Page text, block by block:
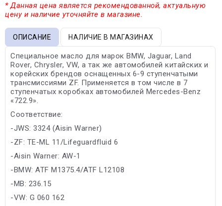
* Данная цена является рекомендованной, актуальную
цену и наличие уточняйте в магазине.
ОПИСАНИЕ НАЛИЧИЕ В МАГАЗИНАХ
Специальное масло для марок BMW, Jaguar, Land
Rover, Chrysler, VW, а так же автомобилей китайских и
корейских брендов оснащенных 6-9 ступенчатыми
трансмиссиями ZF. Применяется в том числе в 7
ступенчатых коробках автомобилей Mercedes-Benz
«722.9».
Соответствие:
-JWS: 3324 (Aisin Warner)
-ZF: TE-ML 11/Lifeguardfluid 6
-Aisin Warner: AW-1
-BMW: ATF M1375.4/ATF L12108
-MB: 236.15
-VW: G 060 162